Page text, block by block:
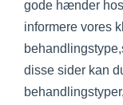
gode hænder
informere vores
disse sider kan